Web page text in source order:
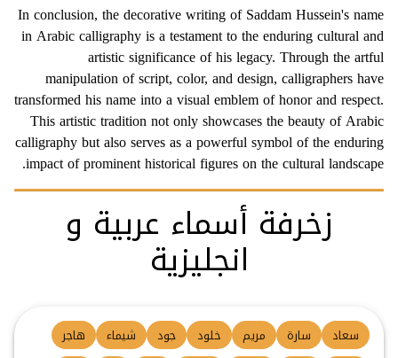
In conclusion, the decorative writing of Saddam Hussein's name
in Arabic calligraphy is a testament to the enduring cultural and
artistic significance of his legacy. Through the artful
manipulation of script, color, and design, calligraphers have
transformed his name into a visual emblem of honor and respect.
This artistic tradition not only showcases the beauty of Arabic
calligraphy but also serves as a powerful symbol of the enduring
impact of prominent historical figures on the cultural landscape.
زخرفة أسماء عربية و
انجليزية
سعاد سارة مريم خلود جود شيماء
هاجر